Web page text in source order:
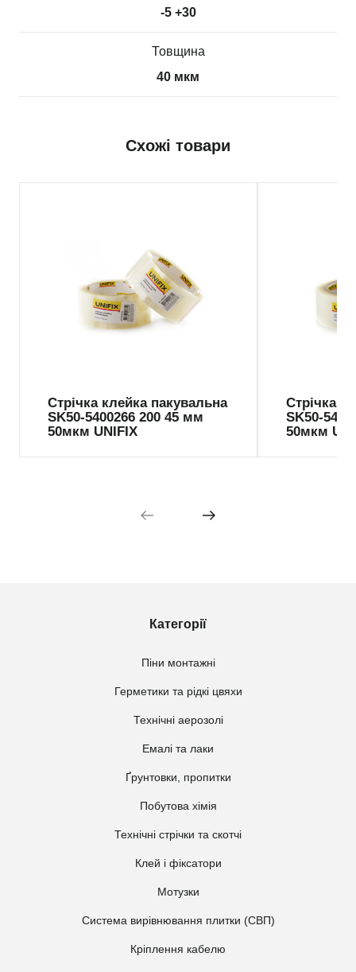
-5 +30
Товщина
40 мкм
Схожі товари
Стрічка клейка пакувальна
SK50-5400266 200 45 мм
50мкм UNIFIX
Стрічка
SK50-
50мкм
Категорії
Піни монтажні
Герметики та рідкі цвяхи
Технічні аерозолі
Емалі та лаки
Ґрунтовки, пропитки
Побутова хімія
Технічні стрічки та скотчі
Клей і фіксатори
Мотузки
Система вирівнювання плитки (СВП)
Кріплення кабелю